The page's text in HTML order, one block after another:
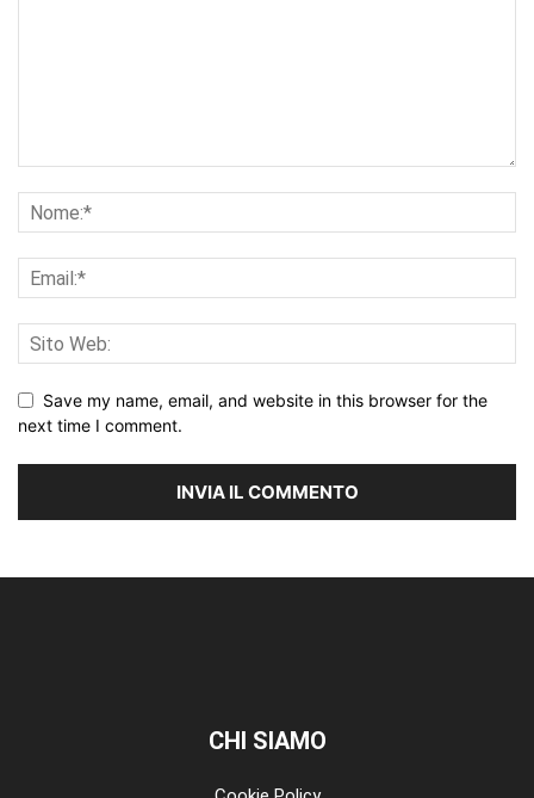
Save my name, email, and website in this browser for the
next time I comment.
CHI SIAMO